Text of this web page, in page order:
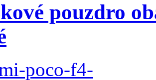
pouzdro